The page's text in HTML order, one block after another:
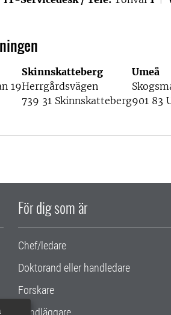
19
Skinnskatteberg
Herrgårdsvägen
739 31 Skinnskatteberg
Umeå
901 83
För dig som är
Chef/ledare
Doktorand eller handledare
Forskare
Handläggare